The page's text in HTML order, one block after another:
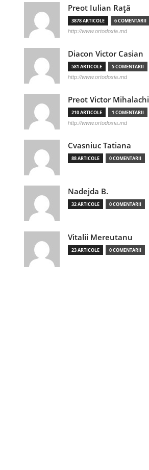
Preot Iulian Raţă
3878 ARTICOLE 6 COMENTARII
http://www.ortodoxia.md
Diacon Victor Casian
581 ARTICOLE 5 COMENTARII
http://www.ortodoxia.md
Preot Victor Mihalachi
210 ARTICOLE 1 COMENTARII
http://www.ortodoxia.md
Cvasniuc Tatiana
88 ARTICOLE 0 COMENTARII
Nadejda B.
32 ARTICOLE 0 COMENTARII
Vitalii Mereutanu
23 ARTICOLE 0 COMENTARII